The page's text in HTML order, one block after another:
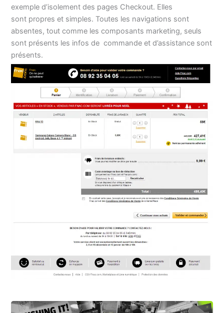
exemple d’isolement des pages Checkout. Elles
sont propres et simples. Toutes les navigations sont
absentes, tout comme les composants marketing, seuls
sont présents les infos de commande et d’assistance sont
présents.